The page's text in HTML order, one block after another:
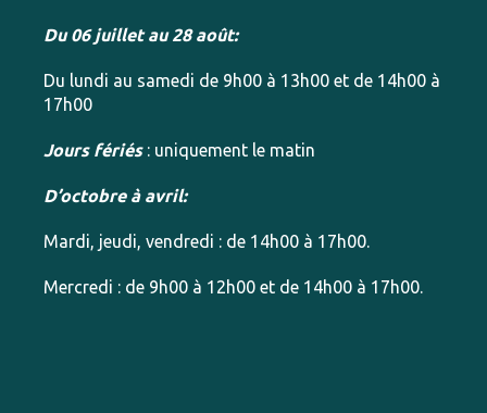
Du 06 juillet au 28 août:
Du lundi au samedi de 9h00 à 13h00 et de 14h00 à
17h00
Jours fériés: uniquement le matin
D’octobre à avril:
Mardi, jeudi, vendredi : de 14h00 à 17h00.
Mercredi : de 9h00 à 12h00 et de 14h00 à 17h00.